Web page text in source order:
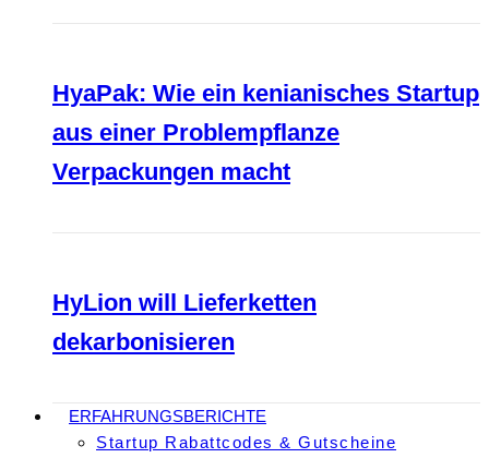
HyaPak: Wie ein kenianisches Startup
aus einer Problempflanze
Verpackungen macht
HyLion will Lieferketten
dekarbonisieren
ERFAHRUNGSBERICHTE
Startup Rabattcodes & Gutscheine